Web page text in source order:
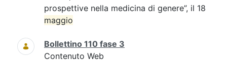
prospettive nella medicina di genere”, il 18
maggio
Bollettino 110 fase 3
Contenuto Web